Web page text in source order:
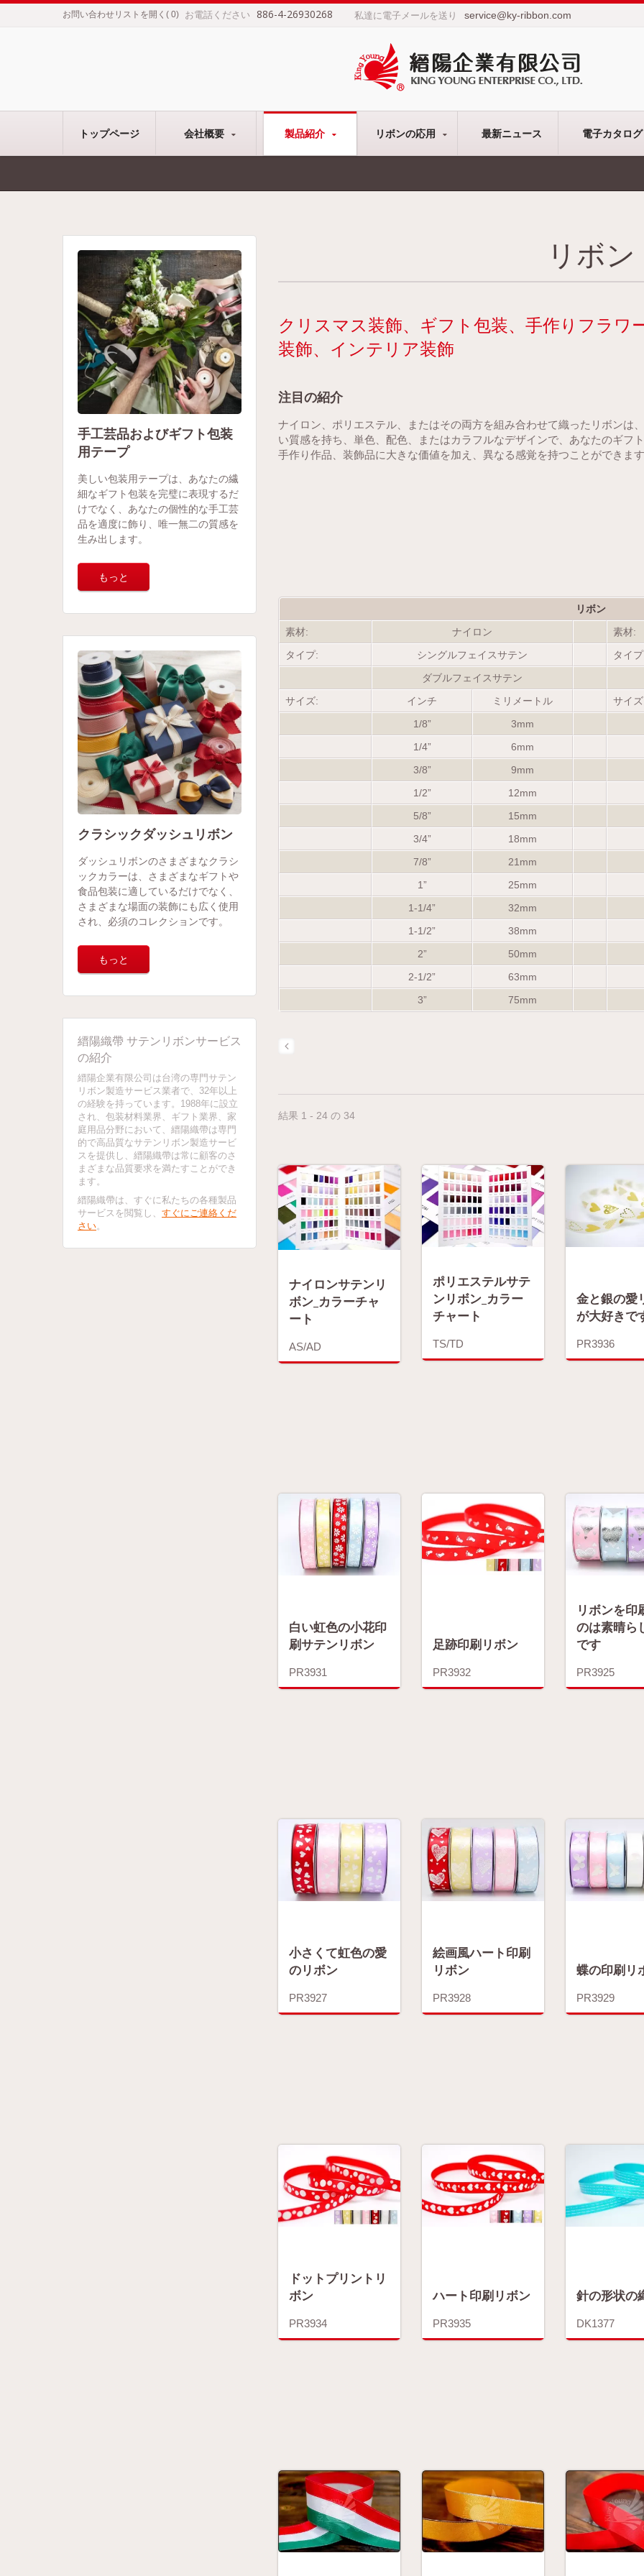
お問い合わせリストを開く ( 0) お電話ください 886-4-26930268 私達に電子メールを送り service@ky-ribbon.com
トップページ 会社概要 製品紹介 リボンの応用 最新ニュース 電子カタログ
手工芸品およびギフト包装
用テープ
美しい包装用テープは、あなたの繊
細なギフト包装を完璧に表現するだ
けでなく、あなたの個性的な手工芸
品を適度に飾り、唯一無二の質感を
生み出します。
もっと
クラシックダッシュリボン
ダッシュリボンのさまざまなクラシ
ックカラーは、さまざまなギフトや
食品包装に適しているだけでなく、
さまざまな場面の装飾にも広く使用
され、必須のコレクションです。
もっと
縉陽織帶 サテンリボンサービス
の紹介
縉陽企業有限公司は台湾の専門サテン
リボン製造サービス業者で、32年以上
の経験を持っています。1988年に設立
され、包装材料業界、ギフト業界、家
庭用品分野において、縉陽織帶は専門
的で高品質なサテンリボン製造サービ
スを提供し、縉陽織帶は常に顧客のさ
まざまな品質要求を満たすことができ
ます。
縉陽織帶は、すぐに私たちの各種製品
サービスを閲覧し、 すぐにご連絡くだ
さい。
リボン
クリスマス装飾、ギフト包装、手作りフラ
装飾、インテリア装飾
注目の紹介
ナイロン、ポリエステル、またはその両方を組み合わせて織ったリボンは
い質感を持ち、単色、配色、またはカラフルなデザインで、あなたのギフ
手作り作品、装飾品に大きな価値を加え、異なる感覚を持つことができま
リボン
素材:
ナイロン
素材:
タイプ:
シングルフェイスサテン
タイ
ダブルフェイスサテン
サイズ:
インチ ミリメートル
サイ
1/8”
3mm
1/4”
6mm
3/8”
9mm
1/2”
12mm
5/8”
15mm
3/4”
18mm
7/8”
21mm
1”
25mm
1-1/4”
32mm
1-1/2”
38mm
2”
50mm
2-1/2”
63mm
3”
75mm
結果 1 - 24 の 34
ナイロンサテンリ
ボン_カラーチャ
ート
AS/AD
ポリエステルサテ
ンリボン_カラー
チャート
TS/TD
金と銀の愛
が大好きで
PR3936
白い虹色の小花印
刷サテンリボン
PR3931
足跡印刷リボン
PR3932
リボンを印
のは素晴ら
です
PR3925
小さくて虹色の愛
のリボン
PR3927
絵画風ハート印刷
リボン
PR3928
蝶の印刷リ
PR3929
ドットプリントリ
ボン
PR3934
ハート印刷リボン
PR3935
針の形状の
DK1377